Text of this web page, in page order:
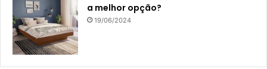
a melhor opção?
19/06/2024